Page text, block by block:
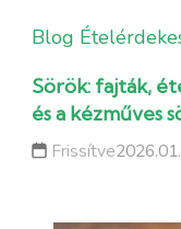
Blog
Sörök: fajták,
és a kézműves
Frissítve